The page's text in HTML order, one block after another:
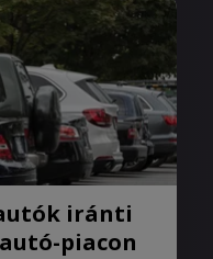
iránti
piacon